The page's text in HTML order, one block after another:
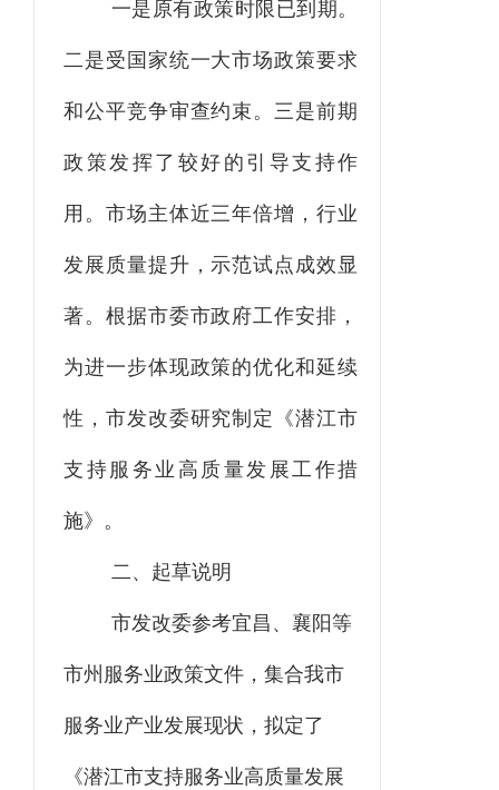
一是原有政策时限已到期。
二是受国家统一大市场政策要求
和公平竞争审查约束。三是前期
政策发挥了较好的引导支持作
用。市场主体近三年倍增 ，行业
发展质量提升，示范试点成效显
著。根据市委市政府工作安排，
为进一步体现政策的优化和延续
性， 市发改委研究制定《潜江市
支持服务业高质量发展工作措
施》。
二、起草说明
市发改委参考宜昌、襄阳等
市州服务业政策文件，集合我市
服务业产业发展现状，拟定了
《潜江市支持服务业高质量发展